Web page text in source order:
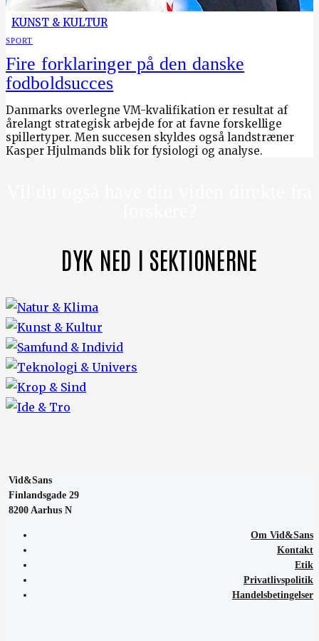
KUNST & KULTUR
SPORT
Fire forklaringer på den danske
fodboldsucces
Danmarks overlegne VM-kvalifikation er resultat af
årelangt strategisk arbejde for at favne forskellige
spillertyper. Men succesen skyldes også landstræner
Kasper Hjulmands blik for fysiologi og analyse.
DYK NED I SEKTIONERNE
Vid&Sans
Finlandsgade 29
8200 Aarhus N
Om Vid&Sans
Kontakt
Etik
Privatlivspolitik
Handelsbetingelser